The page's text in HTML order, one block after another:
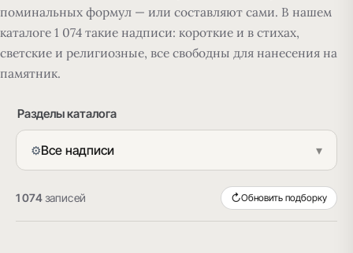
поминальных формул — или составляют сами. В нашем
каталоге 1 074 такие надписи: короткие и в стихах,
светские и религиозные, все свободны для нанесения на
памятник.
Разделы каталога
⚙Все надписи ▾
1 074записей ↻Обновить подборку